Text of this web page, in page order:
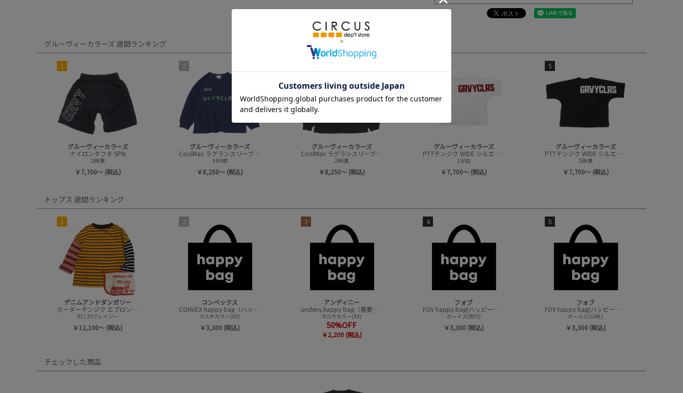
グルーヴィーカラーズ 週間ランキング
1
グルーヴィーカラーズ
ナイロンタフタ SPN
2BK黒
￥7,700～ (税込)
2
グルーヴィーカラーズ
CoolMax ラグランスリーブ L/S TEE
4NV紺
￥8,250～ (税込)
グルーヴィーカラーズ
CoolMax ラグランスリーブ L/S TEE
2BK黒
￥8,250～ (税込)
グルーヴィーカラーズ
PTTテンジク WIDE シルエット 7ブソデ TEE
1W白
￥7,700～ (税込)
5
グルーヴィーカラーズ
PTTテンジク WIDE シルエット 7ブソデ TEE
2BK黒
￥7,700～ (税込)
トップス 週間ランキング
1
デニムアンドダンガリー
ボーダーテンジク エプロンツキ L/S TEE(8分袖)
91CZYクレイジー
￥12,100～ (税込)
2
コンベックス
CONVEX happy bag（ハッピーバック）
マルチカラー(XX)
￥3,300 (税込)
3
アンディニー
undeny.happy bag（春夏アイテムハッピーバック）
マルチカラー(XX)
50%OFF
￥2,200 (税込)
4
フォブ
FOV happy bag(ハッピーバック/トップスセット)
ボーイズ(BOY)
￥3,300 (税込)
5
フォブ
FOV happy bag(ハッピーバック/トップスセット)
ガールズ(GIRL)
￥3,300 (税込)
チェックした商品